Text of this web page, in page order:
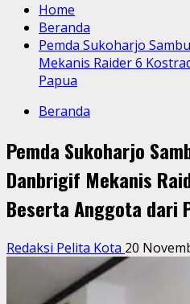
Home
Beranda
Pemda Sukoharjo
Mekanis Raider 6
Papua
Beranda
Pemda Sukoharjo
Danbrigif Mekanis
Beserta Anggota dari
Redaksi Pelita Kota 20